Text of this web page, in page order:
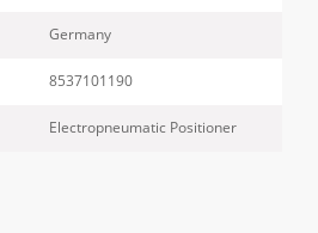
Germany
8537101190
Electropneumatic Positioner